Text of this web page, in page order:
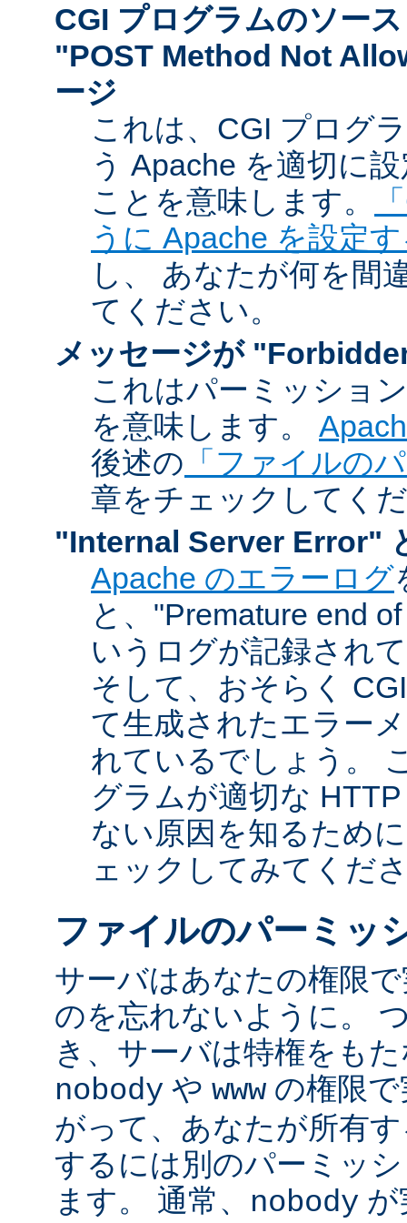
CGI プログラムのソー
"POST Method Not
ージ
これは、CGI プログ
う Apache を適切に
ことを意味します。
うに Apache を設定
し、 あなたが何を間
てください。
メッセージが
これはパーミッショ
を意味します。
後述の 「ファイルの
章をチェックしてく
"Internal Server Error"
Apache のエラーログ
と、"Premature end
いうログが記録され
そして、おそらく
て生成されたエラー
れているでしょう。
グラムが適切な
ない原因を知るため
ェックしてみてくだ
ファイルのパーミッ
サーバはあなたの権限
のを忘れないように。
き、サーバは特権をも
nobody や www の権限
がって、あなたが所有
するには別のパーミッ
ます。 通常、 nobody が